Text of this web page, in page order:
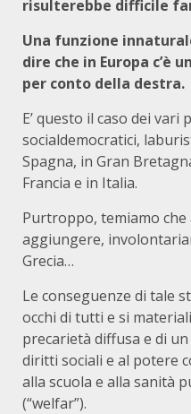
risulterebbe difficile
Una funzione
dire che in Europa c’è
per conto della destra.
E’ questo il caso dei vari
socialdemocratici,
Spagna, in Gran
Francia e in Italia.
Purtroppo, temiamo che
aggiungere,
Grecia…
Le conseguenze di tale
occhi di tutti e si
precarietà diffusa e di
diritti sociali e al potere
alla scuola e alla sanità
(“welfar”).